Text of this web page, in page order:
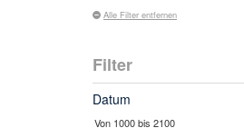
Alle Filter entfernen
Filter
Datum